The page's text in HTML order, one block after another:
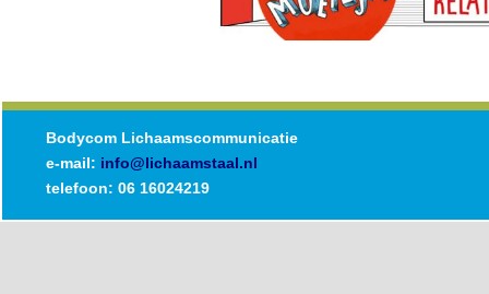
Bodycom Lichaamscommunicatie
e-mail: info@lichaamstaal.nl
telefoon: 06 16024219